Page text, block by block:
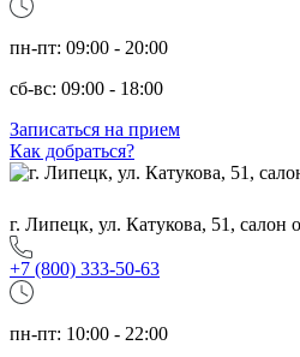
пн-пт: 09:00 - 20:00
сб-вс: 09:00 - 18:00
Записаться на прием
Как добраться?
г. Липецк, ул. Катукова, 51, салон
+7 (800) 333-50-63
пн-пт: 10:00 - 22:00